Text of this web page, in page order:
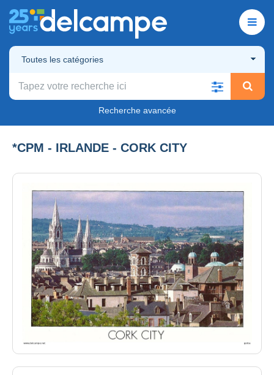
Toutes les catégories
Recherche avancée
*CPM - IRLANDE - CORK CITY